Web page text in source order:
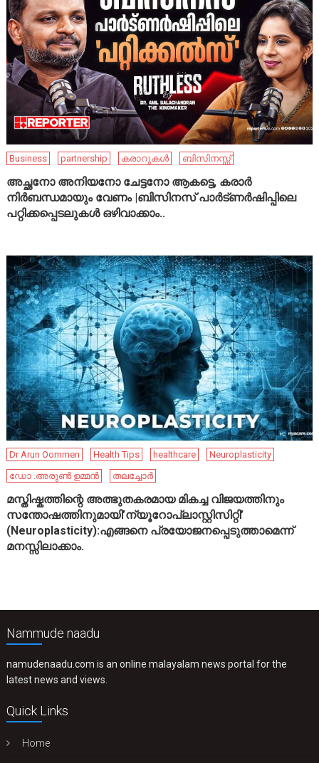
Business partnership കരാറുകൾ ബിസിനസ്സ്
അച്ഛനോ അനിയനോ ചേട്ടനോ ആകട്ടെ, കരാർ
നിർബന്ധമായും വേണം |ബിസിനസ് പാർട്ണർഷിപ്പിലെ
പറ്റിക്കപ്പെടലുകൾ ഒഴിവാക്കാം..
Dr Arun Oommen Health Tips healthcare
Neuroplasticity
ഡോ .അരുൺ ഉമ്മൻ
തലച്ചോർ
മസ്തിഷ്കത്തിന്റെ അത്ഭുതകരമായ മികച്ച വിജയത്തിനും
സന്തോഷത്തിനുമായി’ന്യൂറോപ്ലാസ്റ്റിസിറ്റി’
(Neuroplasticity):എങ്ങനെ പ്രയോജനപ്പെടുത്താമെന്ന്
മനസ്സിലാക്കാം.
Nammude naadu
namudenaadu.com is an online malayalam news portal for the
latest news and views.
Quick Links
Home